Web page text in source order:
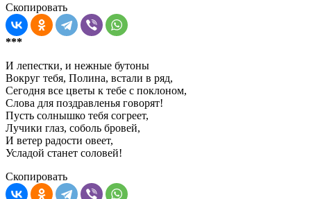
Скопировать
***
И лепестки, и нежные бутоны
Вокруг тебя, Полина, встали в ряд,
Сегодня все цветы к тебе с поклоном,
Слова для поздравленья говорят!
Пусть солнышко тебя согреет,
Лучики глаз, соболь бровей,
И ветер радости овеет,
Усладой станет соловей!
Скопировать